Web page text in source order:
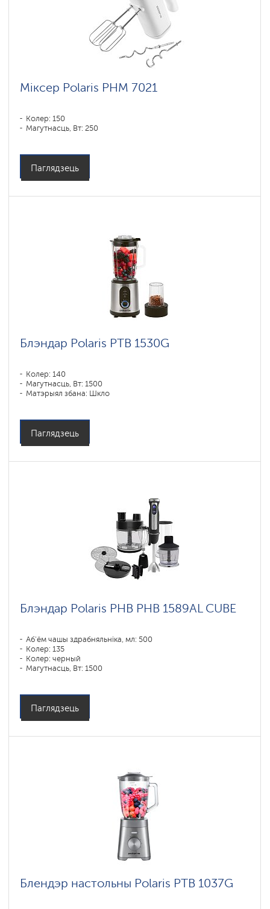
Міксер Polaris PHM 7021
Колер: 150
Магутнасць, Вт: 250
Паглядзець
Блэндар Polaris PTB 1530G
Колер: 140
Магутнасць, Вт: 1500
Матэрыял збана: Шкло
Паглядзець
Блэндар Polaris PHB PHB 1589AL CUBE
Аб'ём чашы здрабняльніка, мл: 500
Колер: 135
Колер: черный
Магутнасць, Вт: 1500
Паглядзець
Блендэр настольны Polaris PTB 1037G